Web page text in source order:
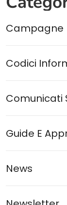
Campagne
Codici
Comunicati
Guide E
News